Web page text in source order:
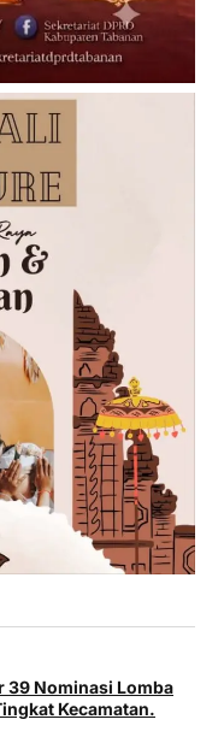
39 Nominasi Lomba
Kecamatan.